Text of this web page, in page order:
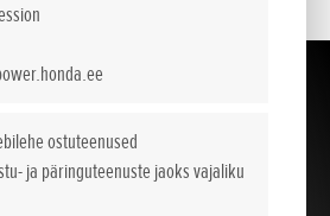
ostuteenused
ja päringuteenuste jaoks vajaliku